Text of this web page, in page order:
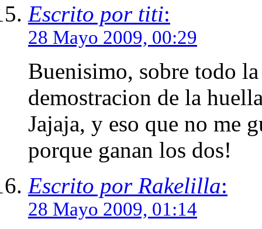
Escrito por titi:
28 Mayo 2009, 00:29
Buenisimo, sobre todo
demostracion de la
Jajaja, y eso que no me
porque ganan los dos!
Escrito por Rakelilla:
28 Mayo 2009, 01:14